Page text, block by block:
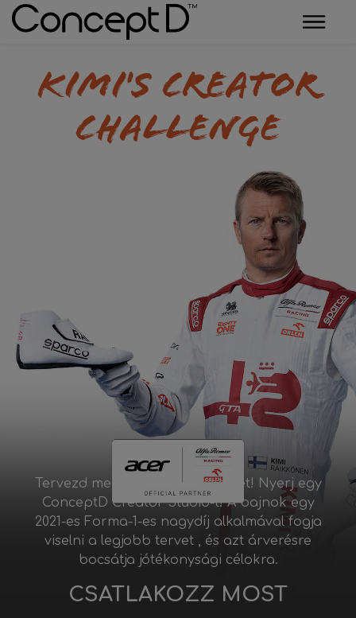
Kimi's Creator
Challenge
Tervezd meg Kimi versenycipőjét! Nyerj egy
ConceptD Creator Studio-t! A bajnok egy
2021-es Forma-1-es nagydíj alkalmával fogja
viselni a legjobb tervet , és azt árverésre
bocsátja jótékonysági célokra.
CSATLAKOZZ MOST